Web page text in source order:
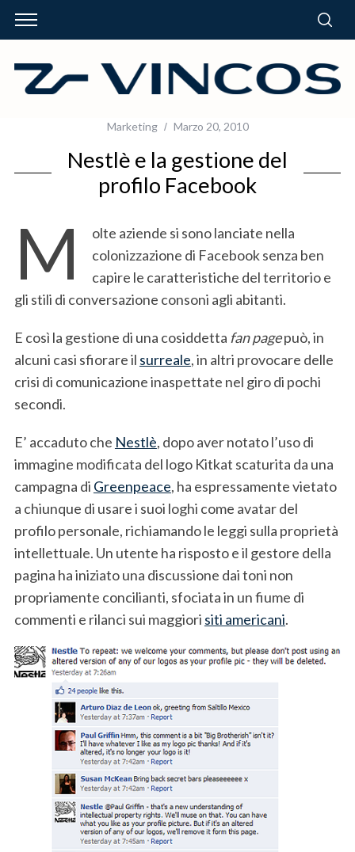
Marketing Marzo 20, 2010
Nestlè e la gestione del
profilo Facebook
M
olte aziende si sono lanciate nella
colonizzazione di Facebook senza ben
capire le caratteristiche del territorio e
gli stili di conversazione consoni agli abitanti.
E così la gestione di una cosiddetta fan pagepuò, in
alcuni casi sfiorare il surreale, in altri provocare delle
crisi di comunicazione inaspettate nel giro di pochi
secondi.
E’ accaduto che Nestlè, dopo aver notato l’uso di
immagine modificata del logo Kitkat scaturita da una
campagna di Greenpeace, ha espressamente vietato
a chiunque di usare i suoi loghi come avatar del
profilo personale, richiamando le leggi sulla proprietà
intellettuale. Un utente ha risposto e il gestore della
pagina ha iniziato una discussione dai toni non
propriamente concilianti, sfociata in un fiume di
commenti e rilanci sui maggiori siti americani.